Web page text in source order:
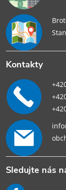
Kontakty
Sledujte nás